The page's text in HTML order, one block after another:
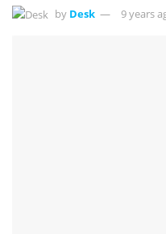
by Desk 9 years